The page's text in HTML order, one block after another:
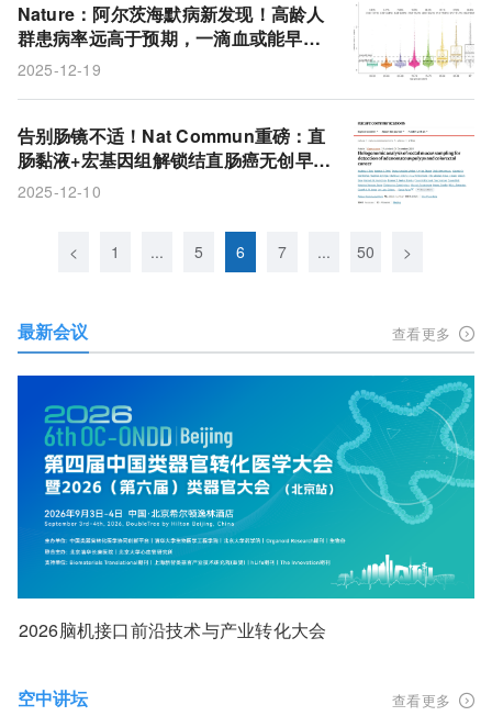
Nature：阿尔茨海默病新发现！高龄人
群患病率远高于预期，一滴血或能早预
警
2025-12-19
告别肠镜不适！Nat Commun重磅：直
肠黏液+宏基因组解锁结直肠癌无创早筛
新范式
2025-12-10
< 1 ... 5 6 7 ... 50 >
最新会议 查看更多
2026脑机接口前沿技术与产业转化大会
空中讲坛 查看更多